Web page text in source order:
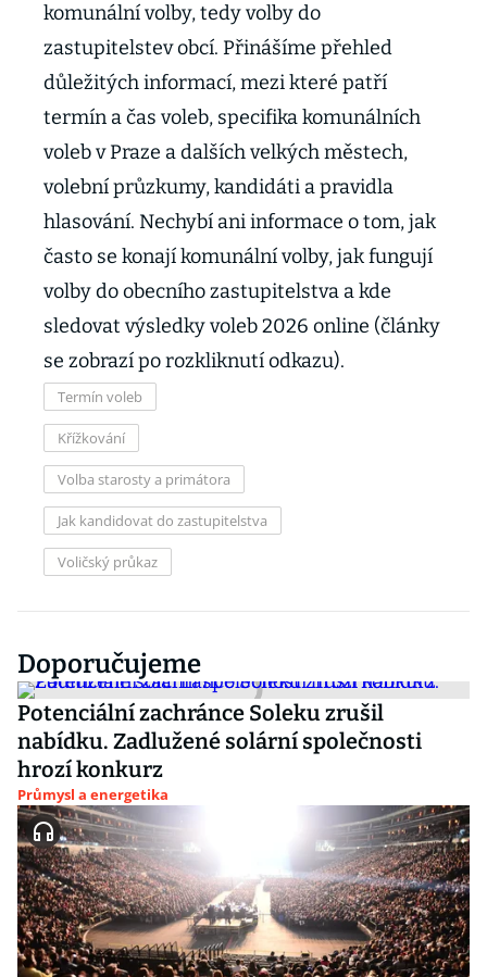
komunální volby, tedy volby do
zastupitelstev obcí. Přinášíme přehled
důležitých informací, mezi které patří
termín a čas voleb, specifika komunálních
voleb v Praze a dalších velkých městech,
volební průzkumy, kandidáti a pravidla
hlasování. Nechybí ani informace o tom, jak
často se konají komunální volby, jak fungují
volby do obecního zastupitelstva a kde
sledovat výsledky voleb 2026 online (články
se zobrazí po rozkliknutí odkazu).
Termín voleb
Křížkování
Volba starosty a primátora
Jak kandidovat do zastupitelstva
Voličský průkaz
Doporučujeme
Potenciální zachránce Soleku zrušil
nabídku. Zadlužené solární společnosti
hrozí konkurz
Průmysl a energetika